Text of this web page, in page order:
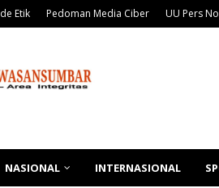
Etik Pedoman Media Ciber UU Pers
NASIONAL INTERNASIONAL